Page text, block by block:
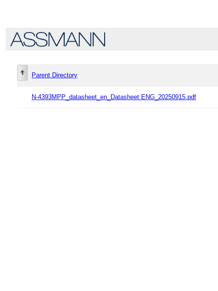
Parent Directory
N-4393MPP_datasheet_en_Datasheet ENG_20250915.pdf